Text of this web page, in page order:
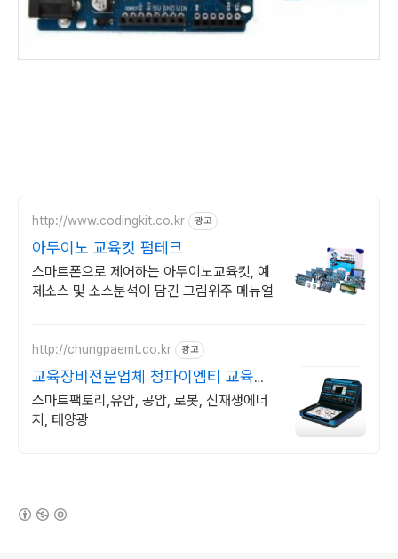
http://www.codingkit.co.kr 광고
아두이노 교육킷 펌테크
스마트폰으로 제어하는 아두이노교육킷, 예
제소스 및 소스분석이 담긴 그림위주 메뉴얼
http://chungpaemt.co.kr 광고
교육장비전문업체 청파이엠티 교육장
비 잘 만드는 업체
스마트팩토리,유압, 공압, 로봇, 신재생에너
지, 태양광